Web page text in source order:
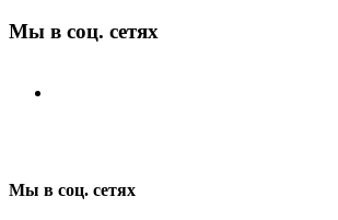
Мы в соц. сетях
Мы в соц. сетях